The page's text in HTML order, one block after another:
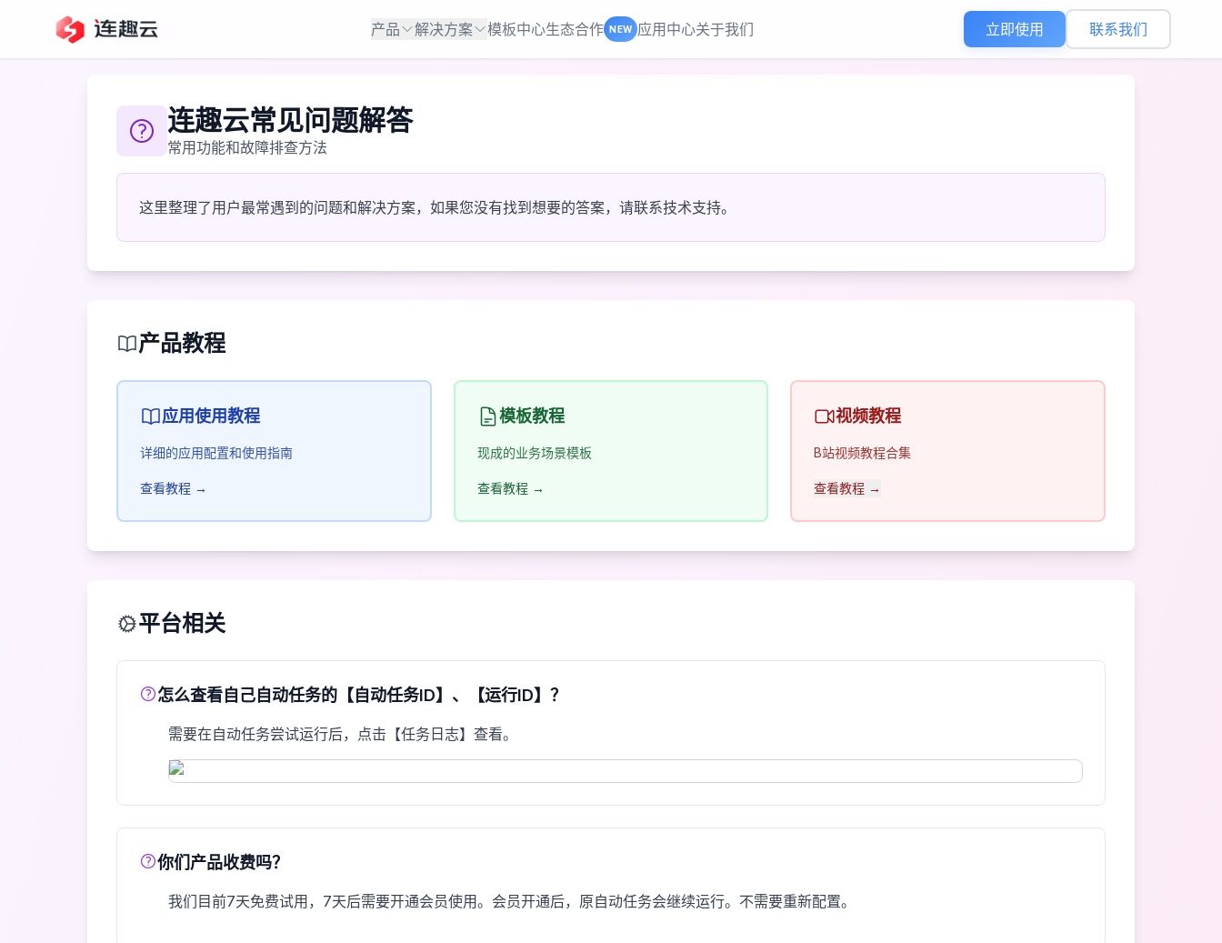
产品 解决方案 模板中心生态合作 NEW 应用中心关于我们 立即使用 联系我们
返回帮助中心
连趣云常见问题解答
常用功能和故障排查方法
这里整理了用户最常遇到的问题和解决方案，如果您没有找到想要的答案，请联系技术支持。
产品教程
应用使用教程
详细的应用配置和使用指南
查看教程 →
模板教程
现成的业务场景模板
查看教程 →
视频教程
B站视频教程合集
查看教程 →
平台相关
怎么查看自己自动任务的【自动任务ID】、【运行ID】？
需要在自动任务尝试运行后，点击【任务日志】查看。
你们产品收费吗？
我们目前7天免费试用，7天后需要开通会员使用。会员开通后，原自动任务会继续运行。不需要重新配置。